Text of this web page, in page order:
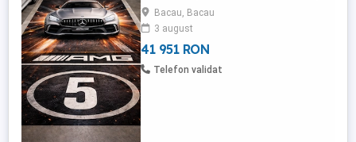
tehnologie inovatoare imprimare directă
pe perete și pardoseală , mobilă, la locația
clientului. Această tehnologie este unică în
România , oferă capacități de a imprima
atât pe pereți, cât și pe pardoseli un
Bacau, Bacau
3 august
41 951 RON
Telefon validat